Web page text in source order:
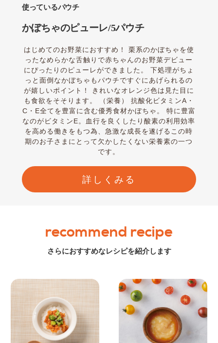
使っているパウチ
かぼちゃのピューレ/5パウチ
はじめてのお野菜におすすめ！ 栗系のかぼちゃを使
ったなめらかな舌触りで赤ちゃんのお野菜デビュー
にぴったりのピューレができました。 下処理がちょ
っと面倒なかぼちゃもパウチですぐにあげられるの
が嬉しいポイント！ きれいなオレンジ色は見た目に
も食欲をそそります。 （栄養） 抗酸化ビタミンA・
C・E全てを豊富に含む優秀食材かぼちゃ。 特に豊富
なのがビタミンE。血行を良くしたり酸素の利用効率
を高める働きをもつ為、急激な成長を遂げるこの時
期のお子さまにとって欠かしたくない栄養素の一つ
です。
詳しくみる
recommend recipe
さらにおすすめなレシピを紹介します